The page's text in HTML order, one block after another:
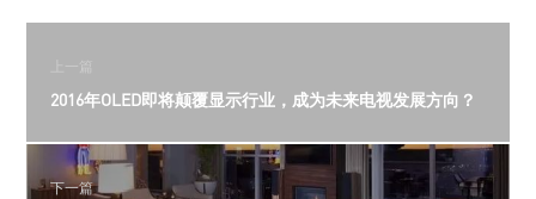
上一篇
2016年OLED即将颠覆显示行业，成为未来电视发展方向？
下一篇